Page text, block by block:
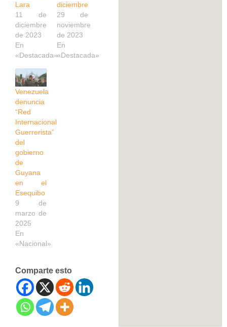
Lara
11 de
diciembre
de 2023
En
«Destacada»
diciembre
29 de
noviembre
de 2023
En
«Destacada»
Venezuela
denuncia
“Red
Internacional
Guerrerista”
del
gobierno
de
Guyana
en el
Esequibo
9 de
marzo de
2025
En
«Nacional»
Comparte esto